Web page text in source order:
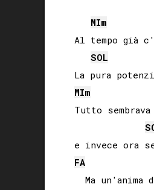
MIm
Al tempo già
SOL
La pura
MIm
Tutto
e invece ora
FA
Ma un'anima